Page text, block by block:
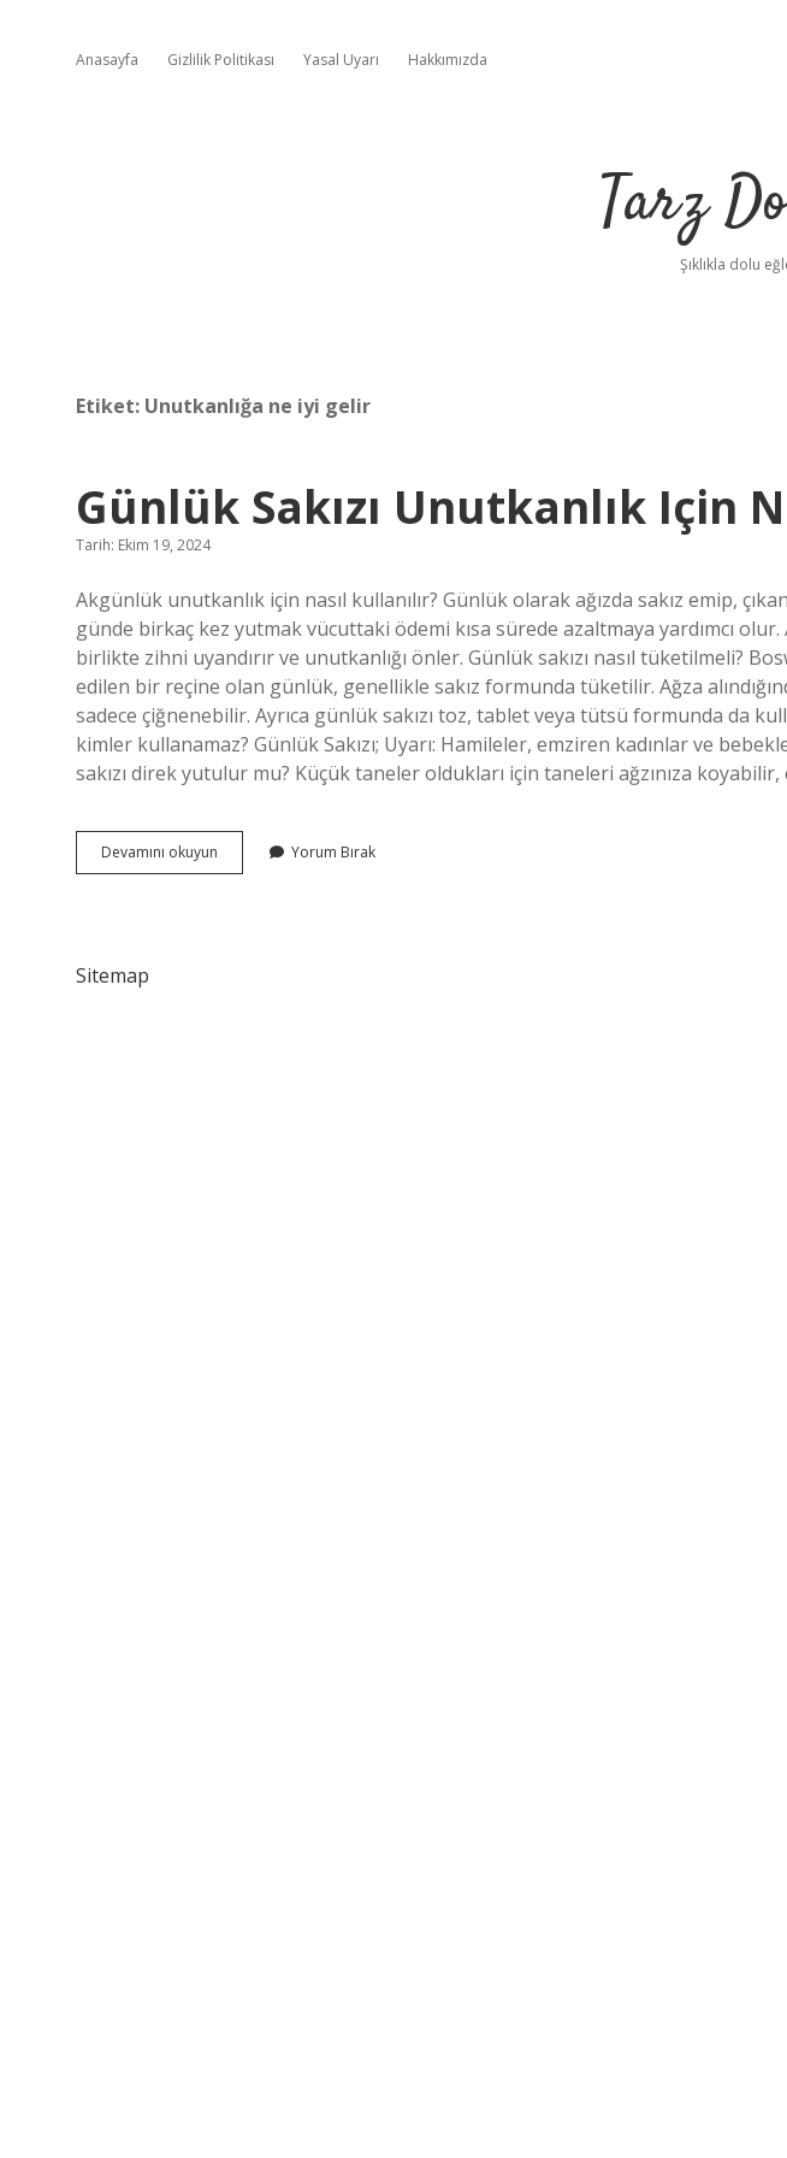
Anasayfa Gizlilik Politikası Yasal Uyarı Hakkımızda
Tarz
Şıklıkla dolu
Etiket: Unutkanlığa ne iyi gelir
Günlük Sakızı Unutkanlık Için
Tarih: Ekim 19, 2024
Akgünlük unutkanlık için nasıl kullanılır? Günlük olarak ağızda sakız emip,
günde birkaç kez yutmak vücuttaki ödemi kısa sürede azaltmaya yardımcı
birlikte zihni uyandırır ve unutkanlığı önler. Günlük sakızı nasıl tüketilmeli?
edilen bir reçine olan günlük, genellikle sakız formunda tüketilir. Ağza
sadece çiğnenebilir. Ayrıca günlük sakızı toz, tablet veya tütsü formunda da
kimler kullanamaz? Günlük Sakızı; Uyarı: Hamileler, emziren kadınlar ve
sakızı direk yutulur mu? Küçük taneler oldukları için taneleri ağzınıza
Devamını okuyun
Sakızı
Yorum Bırak
Sitemap